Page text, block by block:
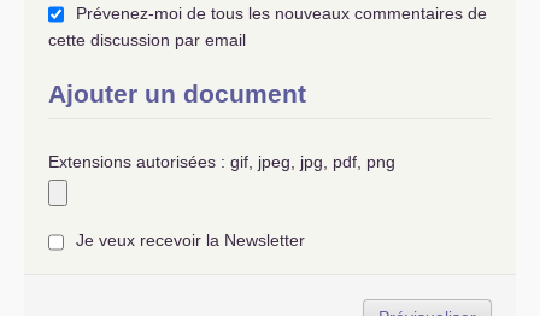
Prévenez-moi de tous les nouveaux commentaires de
cette discussion par email
Ajouter un document
Extensions autorisées : gif, jpeg, jpg, pdf, png
Je veux recevoir la Newsletter